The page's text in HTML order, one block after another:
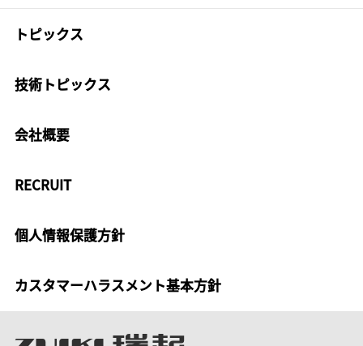
トピックス
技術トピックス
会社概要
RECRUIT
個人情報保護方針
カスタマーハラスメント基本方針